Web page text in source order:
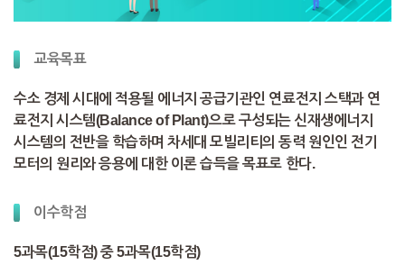
교육목표
수소 경제 시대에 적용될 에너지 공급기관인 연료전지 스택과 연
료전지 시스템(Balance of Plant)으로 구성되는 신재생에너지
시스템의 전반을 학습하며 차세대 모빌리티의 동력 원인인 전기
모터의 원리와 응용에 대한 이론 습득을 목표로 한다.
이수학점
5과목(15학점) 중 5과목(15학점)